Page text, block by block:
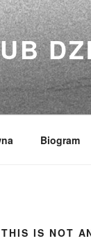
Biogram
THIS IS NOT